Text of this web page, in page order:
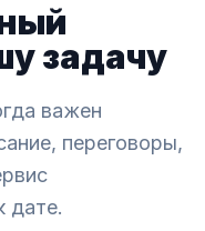
задачу
важен
переговоры,
дате.